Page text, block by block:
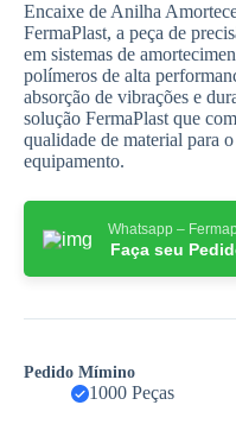
Encaixe de Anilha
FermaPlast, a peça de
em sistemas de
polímeros de alta
absorção de vibrações e
solução FermaPlast que
qualidade de material para
equipamento.
Whatsapp –
Faça seu
Pedido Mímino
1000 Peças